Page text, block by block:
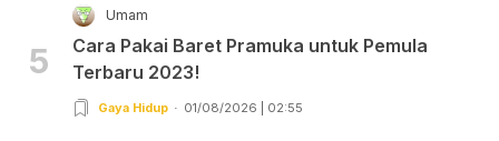
5
Umam
Cara Pakai Baret Pramuka untuk Pemula
Terbaru 2023!
Gaya Hidup 01/08/2026 | 02:55